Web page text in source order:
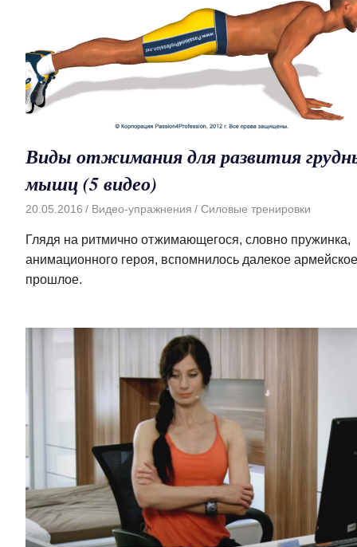
Виды отжимания для развития
мышц (5 видео)
20.05.2016 Видео-упражнения Силовые тренировки
Глядя на ритмично отжимающегося, словно пружинка,
анимационного героя, вспомнилось далекое армейское
прошлое.